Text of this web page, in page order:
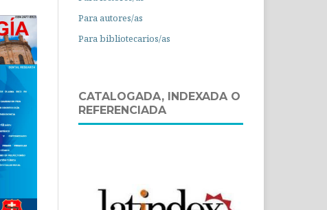
Para autores/as
Para bibliotecarios/as
CATALOGADA, INDEXADA O
REFERENCIADA